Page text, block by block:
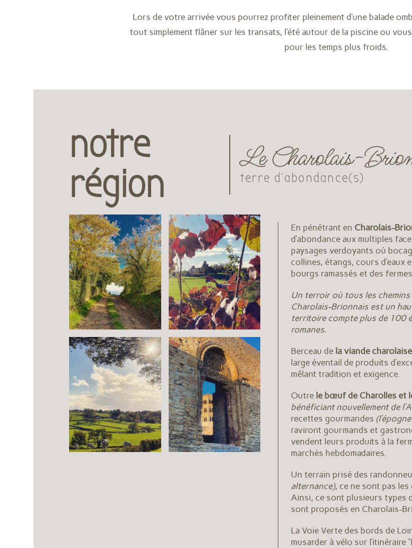
Lors de votre arrivée vous pourrez profiter pleinement d’une balade
tout simplement flâner sur les transats, l’été autour de la piscine ou
pour les temps plus froids.
notre
région
Le Charolais-
terre d'abondance(s)
En pénétrant en Charolais-
d’abondance aux multiples
paysages verdoyants où
collines, étangs, cours d’eaux
bourgs ramassés et des
Un terroir où tous les chemins
Charolais-Brionnais est un
territoire compte plus de 100
romanes.
Berceau de la viande charolaise
large éventail de produits
mêlant tradition et exigence.
Outre le bœuf de Charolles et
bénéficiant nouvellement de
recettes gourmandes
raviront gourmands et
vendent leurs produits à la
marchés hebdomadaires.
Un terrain prisé des
alternance), ce ne sont pas
Ainsi, ce sont plusieurs types
sont proposés en Charolais-
La Voie Verte des bords de
musarder à vélo sur l’itinéraire